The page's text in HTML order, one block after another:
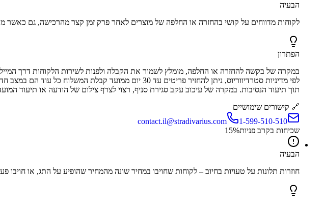
הבעיה
לקוחות מדווחים על קושי בהחזרה או החלפה של מוצרים לאחר פרק זמן קצר מהרכישה, גם כאשר
הפתרון
במקרה של בקשה להחזרה או החלפה, מומלץ לשמור את הקבלה ולפנות לשירות הלקוחות דרך המייל
לפי מדיניות סטרדיווריוס, ניתן להחזיר פריטים עד 30
תוך תיעוד הנסיבות. במקרה של עיכוב עקב סגירת סניף, רצוי לצרף צילום של הודעה או תיעוד
🔗 קישורים שימושיים
contact.il@stradivarius.com
1-599-510-510
שכיחות בקרב פניות
15%
הבעיה
חוזרות תלונות על טעויות בחיוב – לקוחות שחויבו במחיר שונה מהמחיר שהופיע על התג, או חויבו